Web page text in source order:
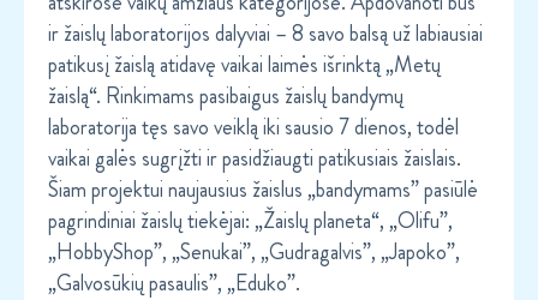
ir žaislų laboratorijos dalyviai – 8 savo balsą už labiausiai
patikusį žaislą atidavę vaikai laimės išrinktą „Metų
žaislą“. Rinkimams pasibaigus žaislų bandymų
laboratorija tęs savo veiklą iki sausio 7 dienos, todėl
vaikai galės sugrįžti ir pasidžiaugti patikusiais žaislais.
Šiam projektui naujausius žaislus „bandymams” pasiūlė
pagrindiniai žaislų tiekėjai: „Žaislų planeta“, „Olifu”,
„HobbyShop”, „Senukai”, „Gudragalvis”, „Japoko”,
„Galvosūkių pasaulis”, „Eduko”.